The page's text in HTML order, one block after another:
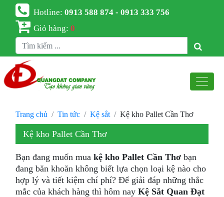
Hotline:0913 588 874 - 0913 333 756
Giỏ hàng:0
Trang chủ Tin tức Kệ sắt Kệ kho Pallet Cần Thơ
Kệ kho Pallet Cần Thơ
Bạn đang muốn muakệ kho Pallet Cần Thơ bạn
đang băn khoăn không biết lựa chọn loại kệ nào cho
hợp lý và tiết kiệm chí phí? Để giải đáp những thắc
mắc của khách hàng thì hôm nayKệ Sắt Quan Đạt